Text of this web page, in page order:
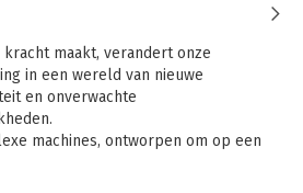
maakt, verandert onze
in een wereld van nieuwe
en onverwachte
machines, ontworpen om op een